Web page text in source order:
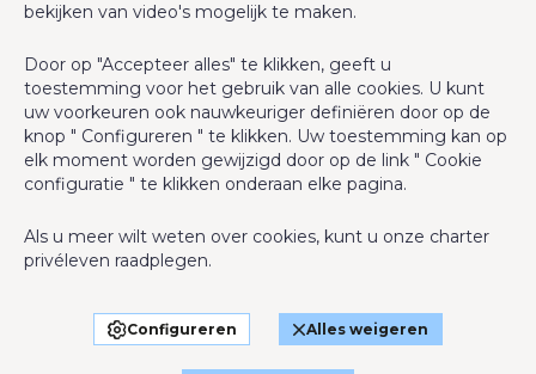
bekijken van video's mogelijk te maken.
Door op "Accepteer alles" te klikken, geeft u
toestemming voor het gebruik van alle cookies. U kunt
uw voorkeuren ook nauwkeuriger definiëren door op de
knop " Configureren " te klikken. Uw toestemming kan op
elk moment worden gewijzigd door op de link " Cookie
configuratie " te klikken onderaan elke pagina.
Als u meer wilt weten over cookies, kunt u onze charter
privéleven raadplegen.
Configureren Alles weigeren
BIV-erkende vastgoedmakelaar-bemiddelaar in België, BIV N°
503 952 - Ondernemingsnummer : BTW BE-0793.105.454
Toezichthoudende Autoriteit : Beroepinstituut van
505 38 50 - info@biv.be) -www.biv.be -Deontologische code
Brussel (polisnr. 730.146.059) Dekking geldt voor activiteiten die
in België worden uitgevoerd